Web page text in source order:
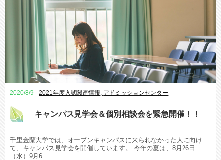
2020/8/9 2021年度入試関連情報, アドミッションセンター
キャンパス見学会＆個別相談会を緊急開催！！
千里金蘭大学では、オープンキャンパスに来られなかった人に向け
て、キャンパス見学会を開催しています。 今年の夏は、8月26日
（水）9月6...